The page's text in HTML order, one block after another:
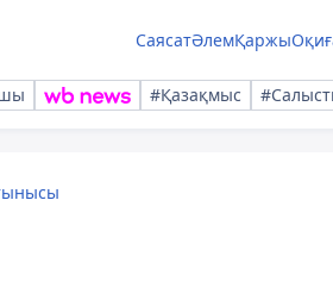
СаясатӘлемҚаржы
#Қазақмыс